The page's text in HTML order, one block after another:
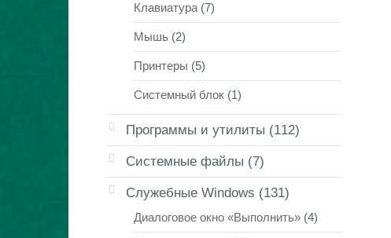
Клавиатура (7)
Мышь (2)
Принтеры (5)
Системный блок (1)
Программы и утилиты (112)
Системные файлы (7)
Служебные Windows (131)
Диалоговое окно «Выполнить» (4)